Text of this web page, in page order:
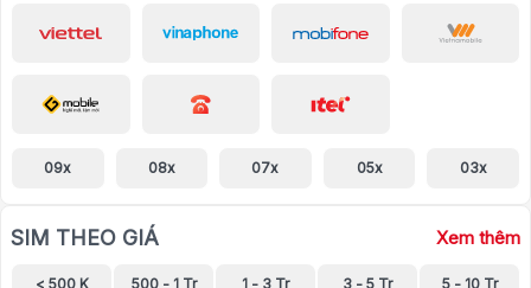
09x 08x 07x 05x 03x
SIM THEO GIÁ Xem thêm
< 500 K 500 - 1 Tr 1 - 3 Tr 3 - 5 Tr 5 - 10 Tr